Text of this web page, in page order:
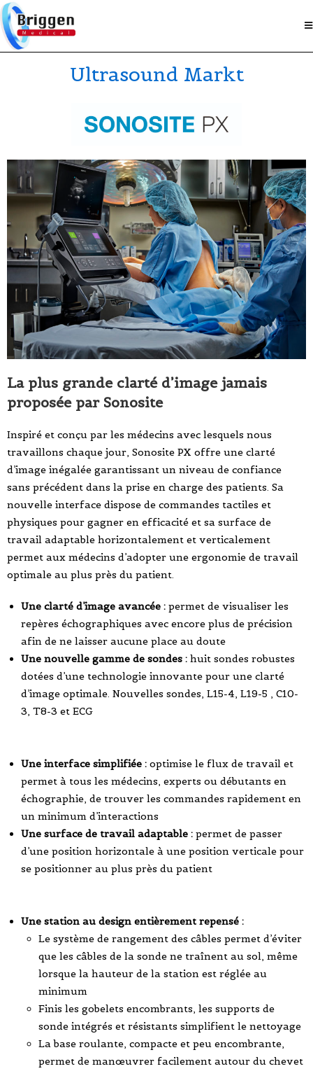
Ultrasound Markt
La plus grande clarté d’image jamais
proposée par Sonosite
Inspiré et conçu par les médecins avec lesquels nous
travaillons chaque jour, Sonosite PX offre une clarté
d’image inégalée garantissant un niveau de confiance
sans précédent dans la prise en charge des patients. Sa
nouvelle interface dispose de commandes tactiles et
physiques pour gagner en efficacité et sa surface de
travail adaptable horizontalement et verticalement
permet aux médecins d’adopter une ergonomie de travail
optimale au plus près du patient.
Une clarté d’image avancée : permet de visualiser les
repères échographiques avec encore plus de précision
afin de ne laisser aucune place au doute
Une nouvelle gamme de sondes : huit sondes robustes
dotées d’une technologie innovante pour une clarté
d’image optimale. Nouvelles sondes, L15-4, L19-5 , C10-
3, T8-3 et ECG
Une interface simplifiée : optimise le flux de travail et
permet à tous les médecins, experts ou débutants en
échographie, de trouver les commandes rapidement en
un minimum d’interactions
Une surface de travail adaptable : permet de passer
d’une position horizontale à une position verticale pour
se positionner au plus près du patient
Une station au design entièrement repensé :
Le système de rangement des câbles permet d’éviter
que les câbles de la sonde ne traînent au sol, même
lorsque la hauteur de la station est réglée au
minimum
Finis les gobelets encombrants, les supports de
sonde intégrés et résistants simplifient le nettoyage
La base roulante, compacte et peu encombrante,
permet de manœuvrer facilement autour du chevet